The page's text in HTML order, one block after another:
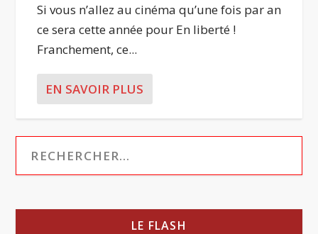
Si vous n’allez au cinéma qu’une fois par an
ce sera cette année pour En liberté !
Franchement, ce...
EN SAVOIR PLUS
LE FLASH